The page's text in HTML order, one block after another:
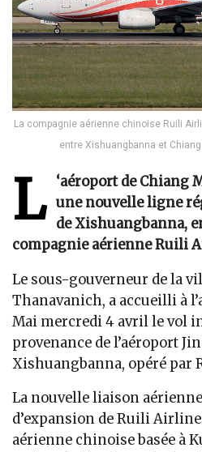
La compagnie aérienne chinoise Ruili
entre Xishuangbanna et
L
‘aéroport de Chiang
une nouvelle ligne
de Xishuangbanna,
compagnie aérienne Ruili
Le sous-gouverneur de la
Thanavanich, a accueilli à
Mai mercredi 4 avril le vol
provenance de l’aéroport
Xishuangbanna, opéré par
La nouvelle liaison
d’expansion de Ruili
aérienne chinoise basée à